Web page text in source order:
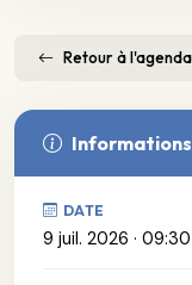
Retour à l'agenda
DATE
9 juil. 2026 ·